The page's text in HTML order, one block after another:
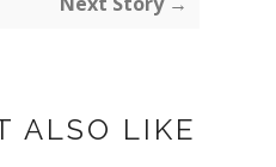
ALSO LIKE